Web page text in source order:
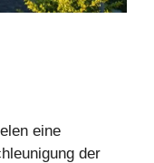
eine
der